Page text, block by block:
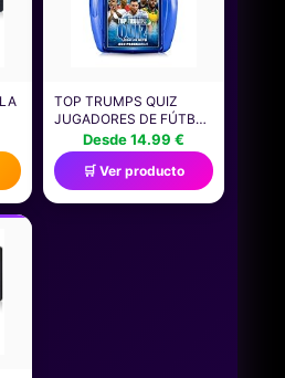
OFICINA/HOGAR
TOP TRUMPS QUIZ
JUGADORES DE FÚTBOL
- JUEGOS INFANTILES:
TRIVIA PARA 2+
JUGADORES DESDE 8
AÑOS - ¡ADIVINA
PREGUNTAS SOBRE TUS
Desde 14.99 €
🛒 Ver producto